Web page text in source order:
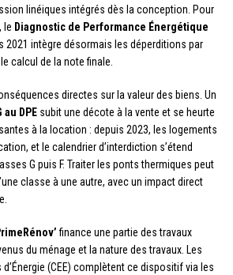
linéiques intégrés dès la conception. Pour
le Diagnostic de Performance Énergétique
2021 intègre désormais les déperditions par
calcul de la note finale.
directes sur la valeur des biens. Un
au DPE subit une décote à la vente et se heurte
à la location : depuis 2023, les logements
et le calendrier d’interdiction s’étend
G puis F. Traiter les ponts thermiques peut
classe à une autre, avec un impact direct
finance une partie des travaux
du ménage et la nature des travaux. Les
(CEE) complètent ce dispositif via les